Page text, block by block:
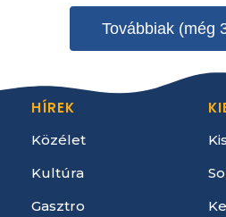
Továbbiak (még
HÍREK
Közélet
Kultúra
Gasztro